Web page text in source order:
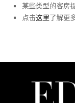
某些类型的客房
点击这里了解更